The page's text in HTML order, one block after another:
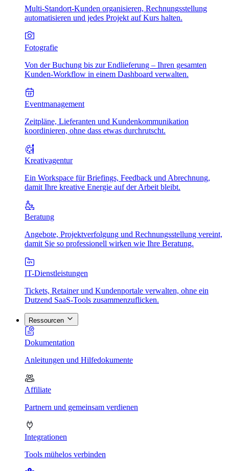
Multi-Standort-Kunden organisieren, Rechnungsstellung
automatisieren und jedes Projekt auf Kurs halten.
Fotografie
Von der Buchung bis zur Endlieferung – Ihren gesamten
Kunden-Workflow in einem Dashboard verwalten.
Eventmanagement
Zeitpläne, Lieferanten und Kundenkommunikation
koordinieren, ohne dass etwas durchrutscht.
Kreativagentur
Ein Workspace für Briefings, Feedback und Abrechnung,
damit Ihre kreative Energie auf der Arbeit bleibt.
Beratung
Angebote, Projektverfolgung und Rechnungsstellung vereint,
damit Sie so professionell wirken wie Ihre Beratung.
IT-Dienstleistungen
Tickets, Retainer und Kundenportale verwalten, ohne ein
Dutzend SaaS-Tools zusammenzuflicken.
Ressourcen
Dokumentation
Anleitungen und Hilfedokumente
Affiliate
Partnern und gemeinsam verdienen
Integrationen
Tools mühelos verbinden